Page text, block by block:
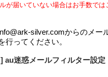
が届いていない場合はお手数で
silver.comからのメー
行ってください。
au迷惑メールフィルター設定